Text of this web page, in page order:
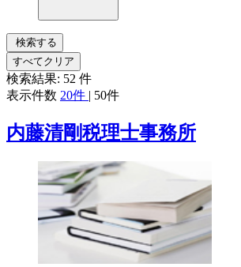
検索する
すべてクリア
検索結果: 52 件
表示件数 20件 | 50件
内藤清剛税理士事務所